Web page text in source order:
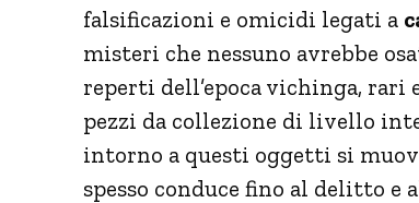
falsificazioni e omicidi legati a
misteri che nessuno avrebbe
reperti dell’epoca vichinga,
pezzi da collezione di livello
intorno a questi oggetti si
spesso conduce fino al delitto e